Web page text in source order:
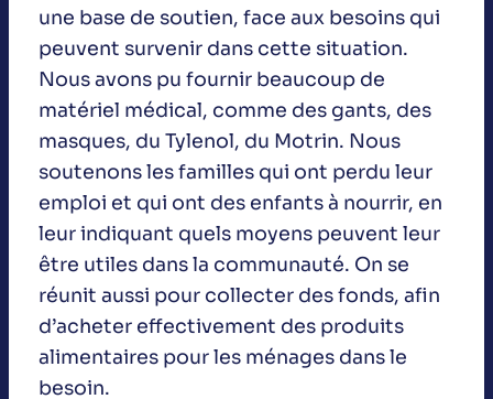
une base de soutien, face aux besoins qui
peuvent survenir dans cette situation.
Nous avons pu fournir beaucoup de
matériel médical, comme des gants, des
masques, du Tylenol, du Motrin. Nous
soutenons les familles qui ont perdu leur
emploi et qui ont des enfants à nourrir, en
leur indiquant quels moyens peuvent leur
être utiles dans la communauté. On se
réunit aussi pour collecter des fonds, afin
d’acheter effectivement des produits
alimentaires pour les ménages dans le
besoin.